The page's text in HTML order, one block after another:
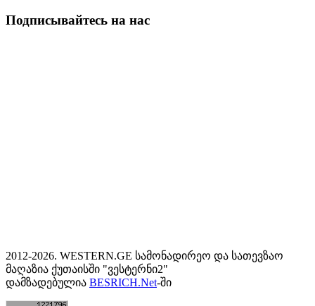
Подписывайтесь на нас
2012-2026. WESTERN.GE სამონადირეო და სათევზაო
მაღაზია ქუთაისში "ვესტერნი2"
დამზადებულია BESRICH.Net-ში